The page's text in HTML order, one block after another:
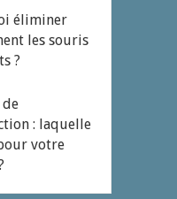
éliminer
les souris
?
: laquelle
votre